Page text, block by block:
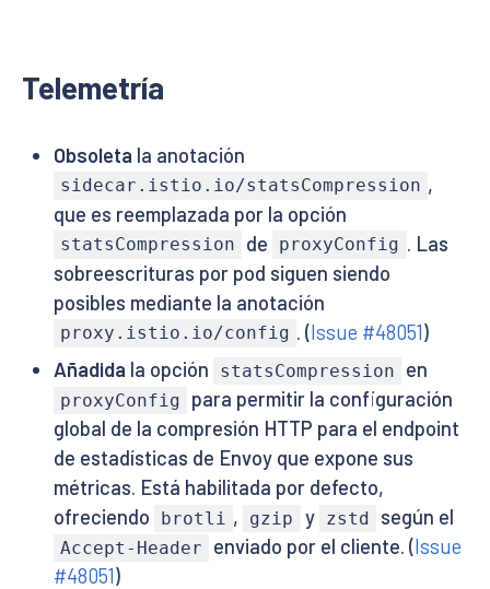
Telemetría
Obsoleta la anotación
sidecar.istio.io/statsCompression ,
que es reemplazada por la opción
statsCompression de proxyConfig . Las
sobreescrituras por pod siguen siendo
posibles mediante la anotación
proxy.istio.io/config . (Issue #48051)
Añadida la opción statsCompression en
proxyConfig
para permitir la configuración
global de la compresión HTTP para el endpoint
de estadísticas de Envoy que expone sus
métricas. Está habilitada por defecto,
ofreciendo
brotli , gzip y zstd según el
Accept-Header enviado por el cliente. (Issue
#48051)